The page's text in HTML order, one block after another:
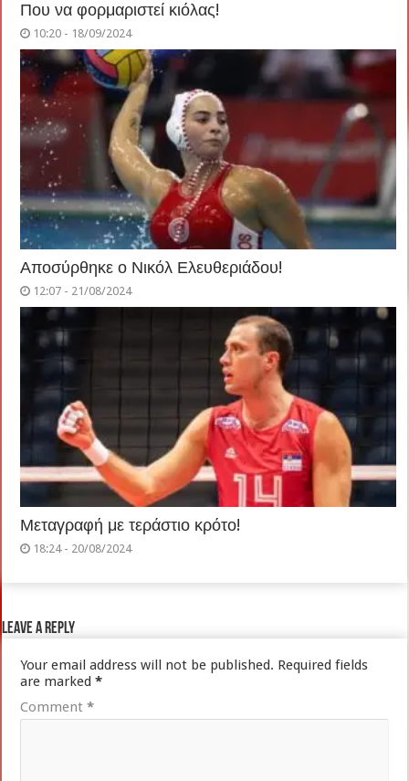
Που να φορμαριστεί κιόλας!
10:20 - 18/09/2024
Αποσύρθηκε ο Νικόλ Ελευθεριάδου!
12:07 - 21/08/2024
Μεταγραφή με τεράστιο κρότο!
18:24 - 20/08/2024
Leave a Reply
Your email address will not be published. Required fields
are marked*
Comment*